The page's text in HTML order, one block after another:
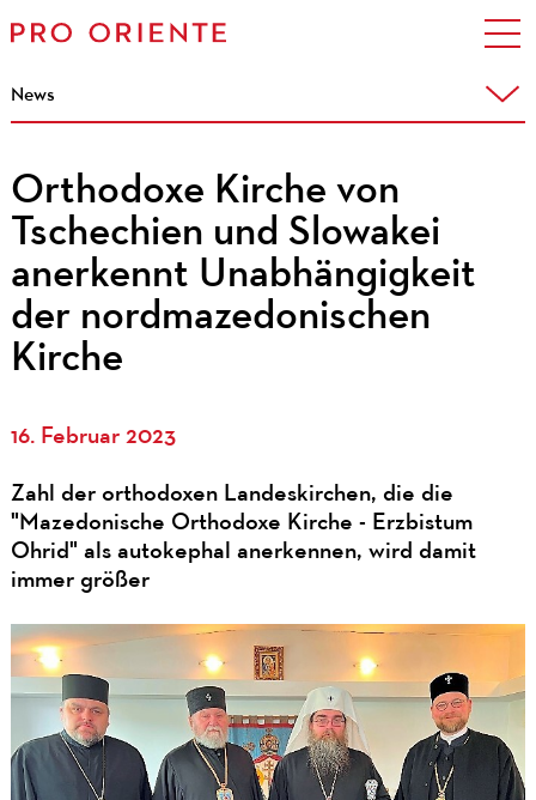
News
Orthodoxe Kirche von
Tschechien und Slowakei
anerkennt Unabhängigkeit
der nordmazedonischen
Kirche
16. Februar 2023
Zahl der orthodoxen Landeskirchen, die die
"Mazedonische Orthodoxe Kirche - Erzbistum
Ohrid" als autokephal anerkennen, wird damit
immer größer